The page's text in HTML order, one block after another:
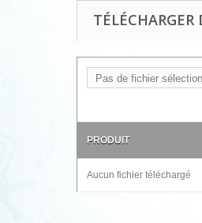
TÉLÉCHARGER
Pas de fichier
PRODUIT
Aucun fichier téléchargé